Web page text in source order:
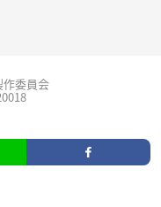
委員会